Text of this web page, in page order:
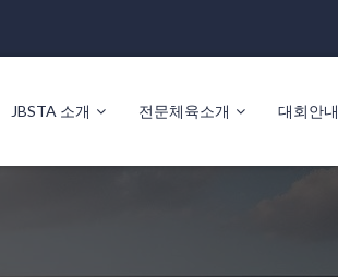
JBSTA 소개 전문체육소개 대회안내